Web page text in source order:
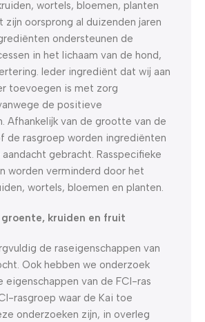
wortels, bloemen, planten
zijn oorsprong al duizenden jaren
ondersteunen de
in het lichaam van de hond,
Ieder ingrediënt dat wij aan
toevoegen is met zorg
de positieve
Afhankelijk van de grootte van de
de rasgroep worden ingrediënten
gebracht. Rasspecifieke
worden verminderd door het
wortels, bloemen en planten.
groente, kruiden en fruit
de raseigenschappen van
Ook hebben we onderzoek
eigenschappen van de FCI-ras
rasgroep waar de Kai toe
onderzoeken zijn, in overleg